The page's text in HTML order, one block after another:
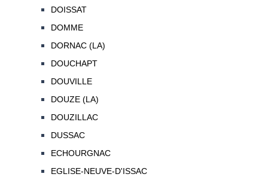
DOISSAT
DOMME
DORNAC (LA)
DOUCHAPT
DOUVILLE
DOUZE (LA)
DOUZILLAC
DUSSAC
ECHOURGNAC
EGLISE-NEUVE-D'ISSAC